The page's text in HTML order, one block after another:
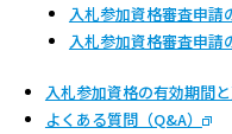
入札参加資格審査申請
入札参加資格審査申請
入札参加資格の有効期間
よくある質問（Q&A）